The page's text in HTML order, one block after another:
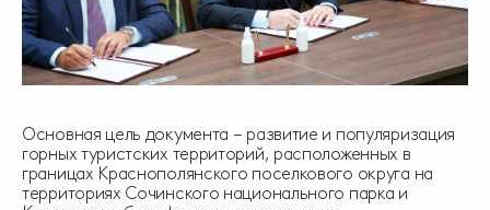
Основная цель документа – развитие и популяризация
горных туристских территорий, расположенных в
границах Краснополянского поселкового округа на
территориях Сочинского национального парка и